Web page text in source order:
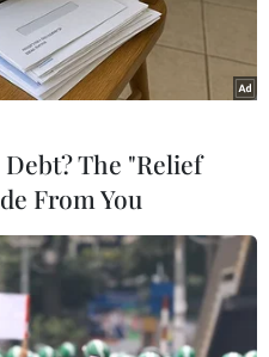
The "Relief
From You